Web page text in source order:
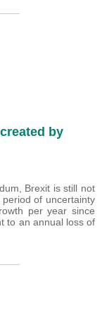
by
Brexit is still not
of uncertainty
per year since
to an annual loss of